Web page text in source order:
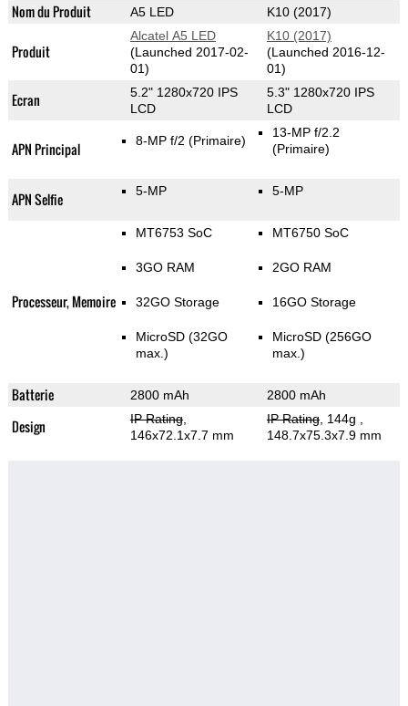
Nom du Produit A5 LED K10 (2017)
Produit
Alcatel A5 LED
(Launched 2017-02-
01)
K10 (2017)
(Launched 2016-12-
01)
Ecran
5.2" 1280x720 IPS
LCD
5.3" 1280x720 IPS
LCD
APN Principal 8-MP f/2 (Primaire)
13-MP f/2.2
(Primaire)
APN Selfie 5-MP 5-MP
Processeur, Memoire
MT6753 SoC
3GO RAM
32GO Storage
MicroSD (32GO
max.)
MT6750 SoC
2GO RAM
16GO Storage
MicroSD (256GO
max.)
Batterie 2800 mAh 2800 mAh
Design IP Rating,
146x72.1x7.7 mm
IP Rating, 144g
148.7x75.3x7.9 mm